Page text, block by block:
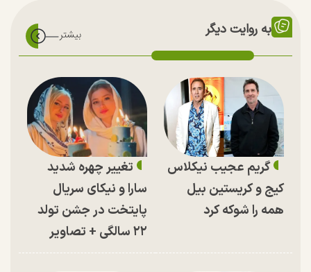
به روایت دیگر
گریم عجیب نیکلاس
کیج و کریستین بیل
همه را شوکه کرد
تغییر چهره شدید
سارا و نیکای سریال
پایتخت در جشن تولد
۲۲ سالگی + تصاویر